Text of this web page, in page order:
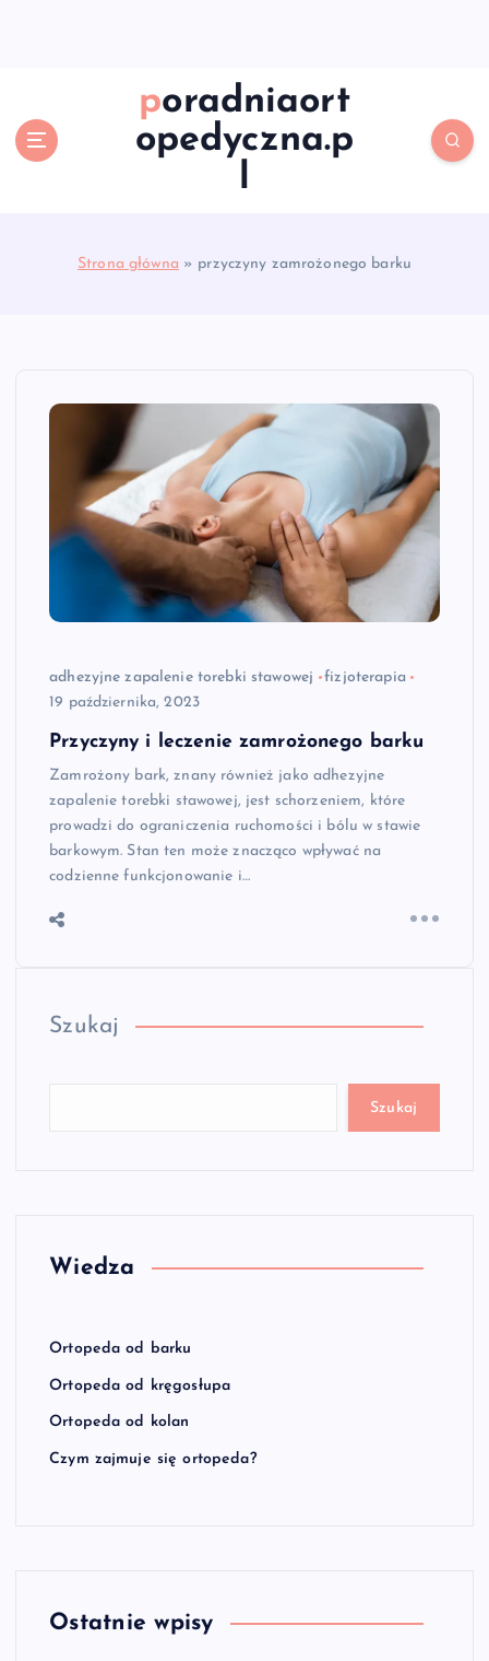
poradniaort
opedyczna.p
l
Strona główna » przyczyny zamrożonego barku
adhezyjne zapalenie torebki stawowej
fizjoterapia
19 października, 2023
Przyczyny i leczenie zamrożonego barku
Zamrożony bark, znany również jako adhezyjne
zapalenie torebki stawowej, jest schorzeniem, które
prowadzi do ograniczenia ruchomości i bólu w stawie
barkowym. Stan ten może znacząco wpływać na
codzienne funkcjonowanie i…
Szukaj
Szukaj
Wiedza
Ortopeda od barku
Ortopeda od kręgosłupa
Ortopeda od kolan
Czym zajmuje się ortopeda?
Ostatnie wpisy